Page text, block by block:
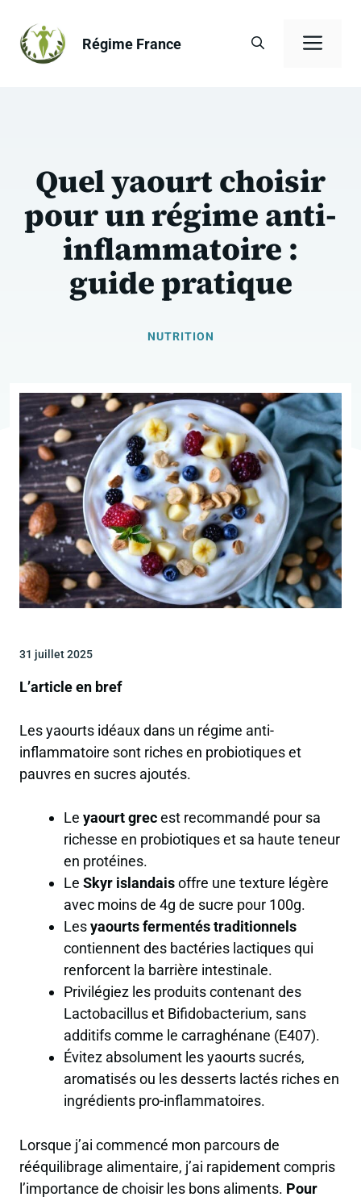
contenu
Régime France
Quel yaourt choisir
pour un régime anti-
inflammatoire :
guide pratique
NUTRITION
31 juillet 2025
L’article en bref
Les yaourts idéaux dans un régime anti-
inflammatoire sont riches en probiotiques et
pauvres en sucres ajoutés.
Le yaourt grecest recommandé pour sa
richesse en probiotiques et sa haute teneur
en protéines.
Le Skyr islandaisoffre une texture légère
avec moins de 4g de sucre pour 100g.
Lesyaourts fermentés traditionnels
contiennent des bactéries lactiques qui
renforcent la barrière intestinale.
Privilégiez les produits contenant des
Lactobacillus et Bifidobacterium, sans
additifs comme le carraghénane (E407).
Évitez absolument les yaourts sucrés,
aromatisés ou les desserts lactés riches en
ingrédients pro-inflammatoires.
Lorsque j’ai commencé mon parcours de
rééquilibrage alimentaire, j’ai rapidement compris
l’importance de choisir les bons aliments. Pour